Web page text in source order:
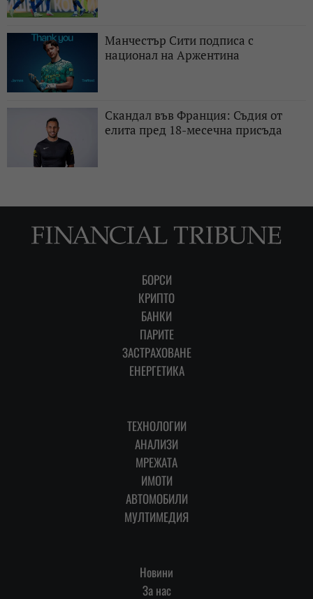
Манчестър Сити подписа с
национал на Аржентина
Скандал във Франция: Съдия от
елита пред 18-месечна присъда
БОРСИ
КРИПТО
БАНКИ
ПАРИТЕ
ЗАСТРАХОВАНЕ
ЕНЕРГЕТИКА
ТЕХНОЛОГИИ
АНАЛИЗИ
МРЕЖАТА
ИМОТИ
АВТОМОБИЛИ
МУЛТИМЕДИЯ
Новини
За нас